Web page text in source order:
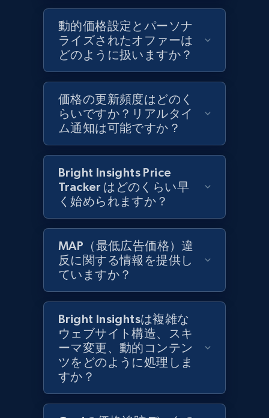
URL, Product id, Title, Product description,
Rating, Reviews count, Initial price, Discount,
and more.
1.3K+ 175+ 今すぐ始める
Target - Discover products by specified
UPC
Rating, Reviews count, Initial price, Discount,
and more.
Zara - Products
Category id, Product id, Product name, Price,
Currency, Colour code, Colour, Description, and
1.2K+ 208+ 今すぐ始める
動的価格設定とパーソナ
ライズされたオファーは
どのように扱いますか？
価格の更新頻度はどのく
らいですか？リアルタイ
ム通知は可能ですか？
Bright Insights Price
Tracker はどのくらい早
く始められますか？
MAP（最低広告価格）違
反に関する情報を提供し
ていますか？
Bright Insightsは複雑な
ウェブサイト構造、スキ
ーマ変更、動的コンテン
ツをどのように処理しま
すか？